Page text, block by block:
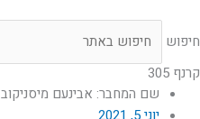
חיפוש
קרנף 305
שם המחבר: אבינעם מיסניקוב
יוני 5, 2021